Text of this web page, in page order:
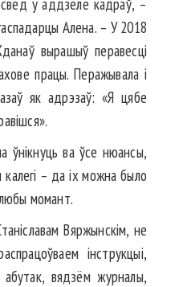
у аддзеле кадраў, –
Алена. – У 2018
вырашыў перавесці
працы. Перажывала і
як адрэзаў: «Я цябе
ўнікнуць ва ўсе нюансы,
калегі – да іх можна было
момант.
Вяржынскім, не
інструкцыі,
вядзём журналы,